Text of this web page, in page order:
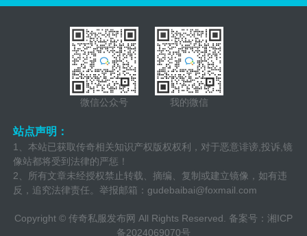
微信公众号 我的微信
站点声明：
1、本站已获取传奇相关知识产权版权权利，对于恶意诽谤,投诉,镜
像站都将受到法律的严惩！
2、所有文章未经授权禁止转载、摘编、复制或建立镜像，如有违
反，追究法律责任。举报邮箱： gudebaibai@foxmail.com
Copyright © 传奇私服发布网 All Rights Reserved. 备案号： 湘ICP
备2024069070号